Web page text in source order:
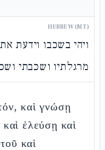
HEBREW (MT)
ויהי בשכבו וידעת
מרגלתיו ושכבתי
καὶ γνώσῃ
ἐλεύσῃ καὶ
καὶ